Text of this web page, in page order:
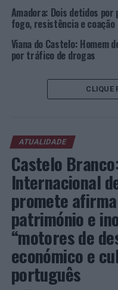
PRÓXIMO
Município avança com
NÃO PERCA
Espécies marinhas
artistas
Amadora: Dois detidos por
fogo, resistência e coação
Viana do Castelo: Homem
por tráfico de drogas
CLIQUE
ATUALIDADE
Castelo
Internacional
promete
património e
“motores de
económico e
português